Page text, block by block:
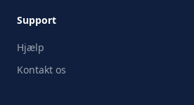
Support
Hjælp
Kontakt os